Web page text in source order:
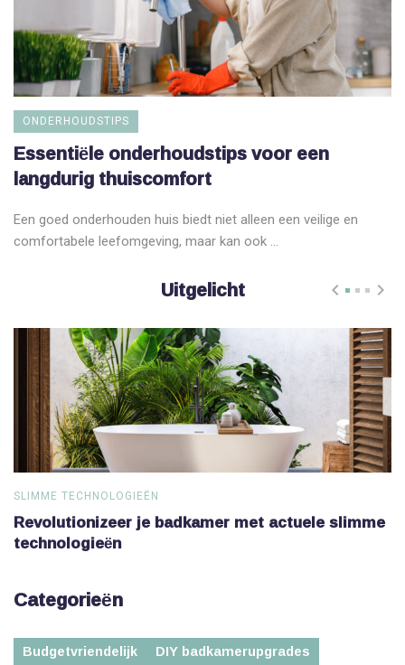
ONDERHOUDSTIPS
Essentiële onderhoudstips voor een
langdurig thuiscomfort
Een goed onderhouden huis biedt niet alleen een veilige en
comfortabele leefomgeving, maar kan ook ...
Uitgelicht
SLIMME TECHNOLOGIEËN
Revolutionizeer je badkamer met actuele slimme
technologieën
Categorieën
Budgetvriendelijk
DIY badkamerupgrades